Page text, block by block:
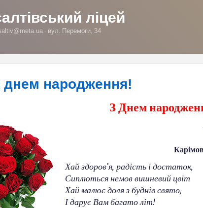
ліцей
вул. Перемоги, 34
днем народження!
З Днем
Хай здоров’я, радість і достаток,
Сиплються немов вишневий цвіт
Хай малює доля з буднів свято,
І дарує Вам багато літ!